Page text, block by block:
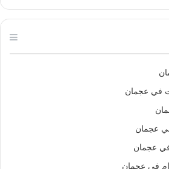
في عجمان
عجمان
عجمان
في عجمان